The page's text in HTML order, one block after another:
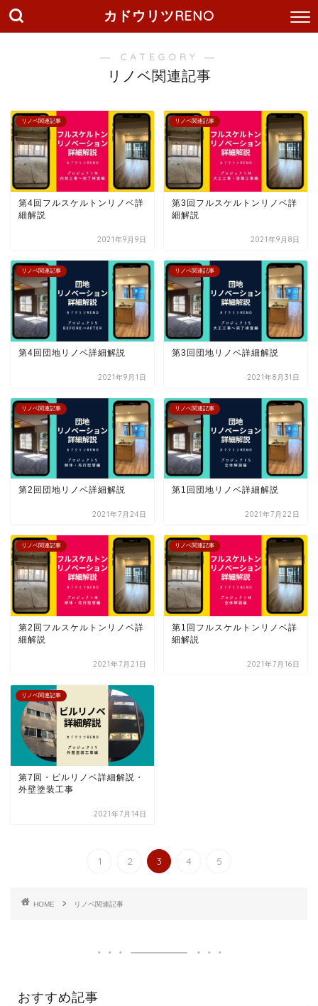
カドウリツRENO
― CATEGORY ―
リノベ関連記事
リノベ関連記事
第4回フルスケルトンリノベ詳
細解説
2021年9月9日
リノベ関連記事
第3回フルスケルトンリノベ詳
細解説
2021年9月8日
リノベ関連記事
第4回団地リノベ詳細解説
2021年9月1日
リノベ関連記事
第3回団地リノベ詳細解説
2021年8月31日
リノベ関連記事
第2回団地リノベ詳細解説
2021年7月24日
リノベ関連記事
第1回団地リノベ詳細解説
2021年7月22日
リノベ関連記事
第2回フルスケルトンリノベ詳
細解説
2021年7月21日
リノベ関連記事
第1回フルスケルトンリノベ詳
細解説
2021年7月16日
リノベ関連記事
第7回・ビルリノベ詳細解説・
外壁塗装工事
2021年7月14日
1 2 3 4 5
HOME リノベ関連記事
おすすめ記事